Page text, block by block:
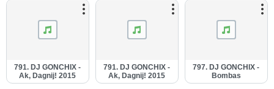
(10.03.2015.).mp3
(10.03.2015.).mp3
791. DJ GONCHIX -
Ak, Dagnij! 2015
(23.03.2015.) (1).mp3
791. DJ GONCHIX -
Ak, Dagnij! 2015
(23.03.2015.).mp3
797. DJ GONCHIX -
Bombas
(22.04.2015.) (1).mp3